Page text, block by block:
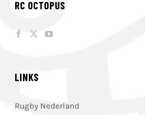
RC OCTOPUS
LINKS
Rugby Nederland